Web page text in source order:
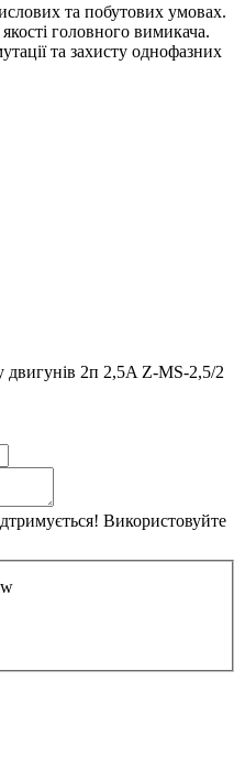
та побутових умовах.
головного вимикача.
та захисту однофазних
2п 2,5A Z-MS-2,5/2
Використовуйте